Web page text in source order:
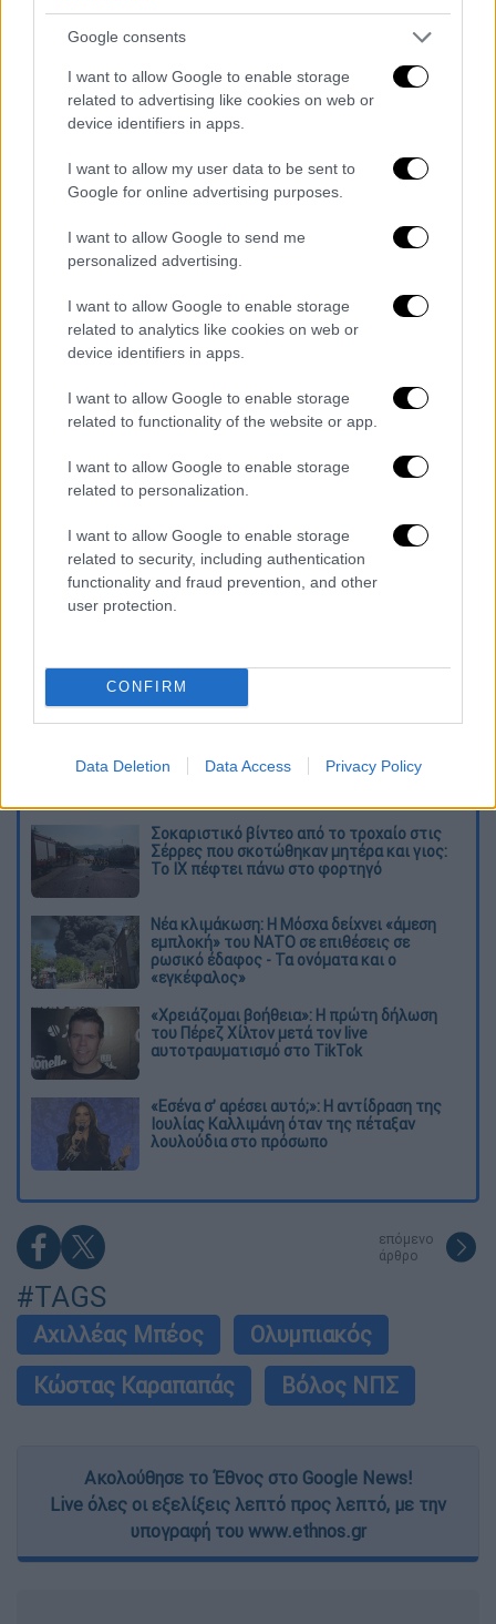
Google consents
I want to allow Google to enable storage
related to advertising like cookies on web or
device identifiers in apps.
I want to allow my user data to be sent to
Google for online advertising purposes.
I want to allow Google to send me
personalized advertising.
I want to allow Google to enable storage
related to analytics like cookies on web or
device identifiers in apps.
I want to allow Google to enable storage
related to functionality of the website or app.
I want to allow Google to enable storage
related to personalization.
I want to allow Google to enable storage
related to security, including authentication
functionality and fraud prevention, and other
user protection.
CONFIRM
Data Deletion Data Access Privacy Policy
2799128_1.jpg
2799130_1.jpg
Σοκαριστικό βίντεο από το τροχαίο στις
Σέρρες που σκοτώθηκαν μητέρα και γιος:
Το ΙΧ πέφτει πάνω στο φορτηγό
Νέα κλιμάκωση: Η Μόσχα δείχνει «άμεση
εμπλοκή» του ΝΑΤΟ σε επιθέσεις σε
ρωσικό έδαφος - Τα ονόματα και ο
«εγκέφαλος»
«Χρειάζομαι βοήθεια»: Η πρώτη δήλωση
του Πέρεζ Χίλτον μετά τον live
αυτοτραυματισμό στο TikTok
«Εσένα σ’ αρέσει αυτό;»: Η αντίδραση της
Ιουλίας Καλλιμάνη όταν της πέταξαν
λουλούδια στο πρόσωπο
επόμενο
άρθρο
#TAGS
Αχιλλέας Μπέος
Ολυμπιακός
Κώστας Καραπαπάς
Βόλος ΝΠΣ
Ακολούθησε το Έθνος στο Google News!
Live όλες οι εξελίξεις λεπτό προς λεπτό, με την
υπογραφή του www.ethnos.gr